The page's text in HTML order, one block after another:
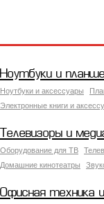
Ноутбуки и
Ноутбуки и аксессуары
Электронные книги и
Телевизоры и
Оборудование для ТВ
Домашние кинотеатры
Офисная техника